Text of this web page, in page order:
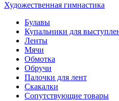
Художественная гимнастика
Булавы
Купальники для
Ленты
Мячи
Обмотка
Обручи
Палочки для лент
Скакалки
Сопутствующие товары